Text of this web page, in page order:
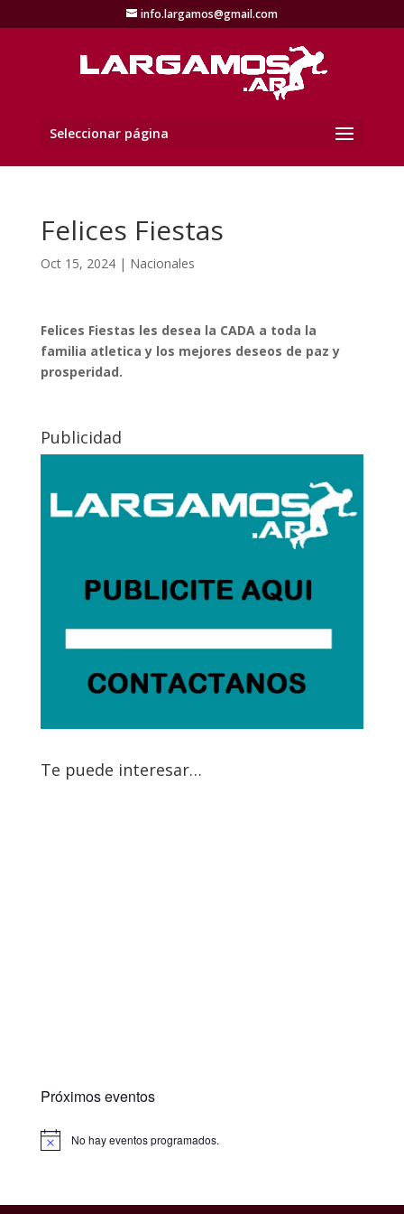
info.largamos@gmail.com
Seleccionar página
Felices Fiestas
Oct 15, 2024| Nacionales
Felices Fiestas les desea la CADA a toda la
familia atletica y los mejores deseos de paz y
prosperidad.
Publicidad
Te puede interesar…
Próximos eventos
No hay eventos programados.